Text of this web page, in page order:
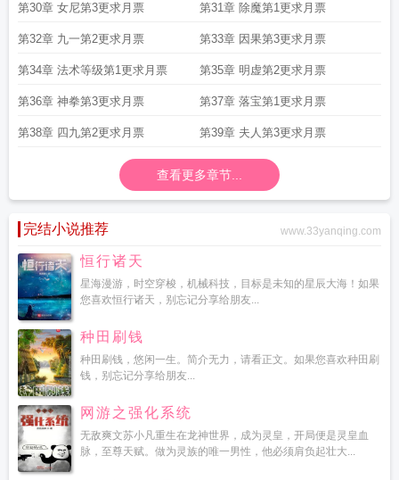
第30章 女尼第3更求月票 第31章 除魔第1更求月票
第32章 九一第2更求月票 第33章 因果第3更求月票
第34章 法术等级第1更求月票 第35章 明虚第2更求月票
第36章 神拳第3更求月票 第37章 落宝第1更求月票
第38章 四九第2更求月票 第39章 夫人第3更求月票
查看更多章节...
完结小说推荐 www.33yanqing.com
恒行诸天
星海漫游，时空穿梭，机械科技，目标是未知的星辰大海！如果
您喜欢恒行诸天，别忘记分享给朋友...
种田刷钱
种田刷钱，悠闲一生。简介无力，请看正文。如果您喜欢种田刷
钱，别忘记分享给朋友...
网游之强化系统
无敌爽文苏小凡重生在龙神世界，成为灵皇，开局便是灵皇血
脉，至尊天赋。做为灵族的唯一男性，他必须肩负起壮大...